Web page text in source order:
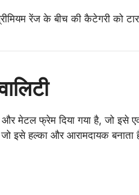
रेंज के बीच की कैटेगरी को
मेटल फ्रेम दिया गया है, जो इसे
इसे हल्का और आरामदायक बनाता